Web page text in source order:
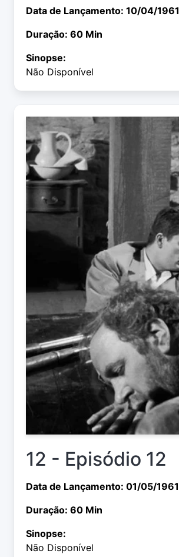
Data de Lançamento: 10/04/1961
Duração: 60 Min
Sinopse:
Não Disponível
12 - Episódio 12
Data de Lançamento: 01/05/1961
Duração: 60 Min
Sinopse:
Não Disponível